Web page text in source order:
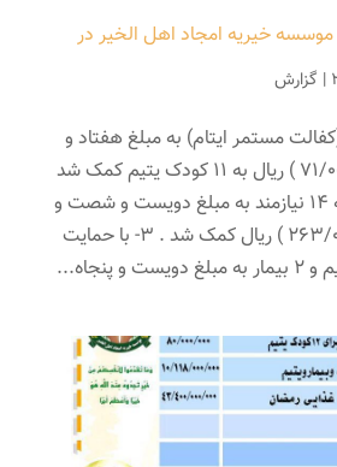
خیریه امجاد اهل الخیر در
| گزارش
مستمر ایتام) به مبلغ هفتاد و
یک میلیون ( 71/000/000 ) ریال به 11 کودک یتیم کمک شد
. 2- با حمایت خیّر به 14 نیازمند به مبلغ دویست و شصت و
سه میلیون (263/000/000 ) ریال کمک شد . 3- با حمایت